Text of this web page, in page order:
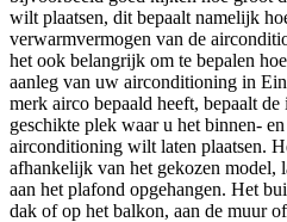
wilt plaatsen, dit bepaalt namelijk
verwarmvermogen van de
het ook belangrijk om te bepalen
aanleg van uw airconditioning in
merk airco bepaald heeft, bepaalt
geschikte plek waar u het binnen-
airconditioning wilt laten plaatsen.
afhankelijk van het gekozen model,
aan het plafond opgehangen. Het
dak of op het balkon, aan de muur